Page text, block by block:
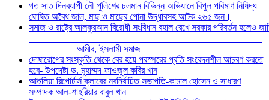
গত সাত দিনব্যাপী নৌ পুলিশের চলমান বিভিন্ন অভিযানে বিপুল পরিমাণ নিষিদ্ধ
ঘোষিত অবৈধ জাল, মাছ ও মাছের পোনা উদ্ধারসহ আটক ২৬৫ জন।
সমাজ ও রাষ্ট্রে আলকুরআন বিরোধী সংবিধান বহাল রেখে সরকার পরিবর্তন হলেও
আমীর, ইসলামী সমাজ
দোষারোপের সংস্কৃতি থেকে বের হয়ে পরস্পরের প্রতি সংবেদনশীল আচরণ করতে
হবে- উপদেষ্টা ড. মুহাম্মদ ফাওজুল কবির খান
আশুলিয়া রিপোর্টার্স ক্লাবের নবনির্বাচিত সভাপতি-কামাল হোসেন ও সাধারণ
সম্পাদক আল-শাহরিয়ার বাবুল খান